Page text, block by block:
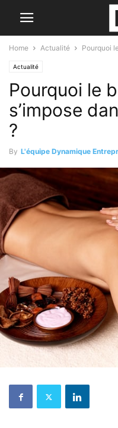
Home Actualité Pourquoi
Actualité
Pourquoi le
s’impose
?
By L'équipe Dynamique